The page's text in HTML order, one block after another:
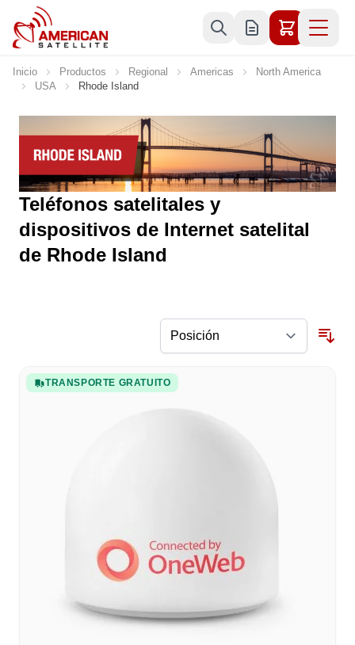
Ir al contenido
Inicio Productos Regional Americas
North America
USA
Rhode Island
Teléfonos satelitales y
dispositivos de Internet satelital
de Rhode Island
TRANSPORTE GRATUITO